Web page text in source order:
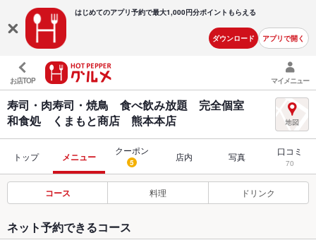
はじめてのアプリ予約で最大1,000円分ポイントもらえる
ダウンロード アプリで開く
お店TOP マイメニュー
寿司・肉寿司・焼鳥 食べ飲み放題 完全個室
和食処 くまもと商店 熊本本店
トップ メニュー
クーポン
5 店内 写真 口コミ
70
コース 料理 ドリンク
ネット予約できるコース